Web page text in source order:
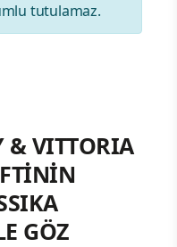
tutulamaz.
& VITTORIA
GÖZ